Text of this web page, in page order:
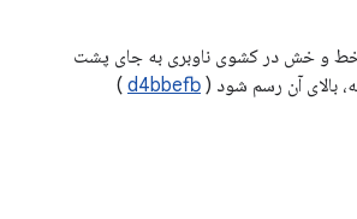
و خش در کشوی ناوبری به جای پشت
بالای آن رسم شود ( d4bbefb
)